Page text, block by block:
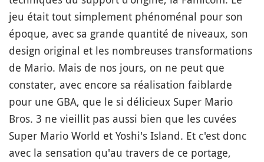
jeu était tout simplement phénoménal pour son
époque, avec sa grande quantité de niveaux, son
design original et les nombreuses transformations
de Mario. Mais de nos jours, on ne peut que
constater, avec encore sa réalisation faiblarde
pour une GBA, que le si délicieux Super Mario
Bros. 3 ne vieillit pas aussi bien que les cuvées
Super Mario World et Yoshi's Island. Et c'est donc
avec la sensation qu'au travers de ce portage,